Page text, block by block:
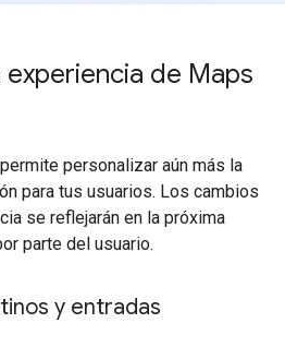
de Maps
personalizar aún más la
para tus usuarios. Los cambios
se reflejarán en la próxima
parte del usuario.
y entradas